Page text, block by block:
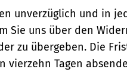
unverzüglich und in
Sie uns über den
zu übergeben. Die
vierzehn Tagen